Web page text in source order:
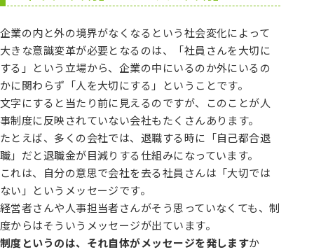
企業の内と外の境界がなくなるという社会変化によって
大きな意識変革が必要となるのは、「社員さんを大切に
する」という立場から、企業の中にいるのか外にいるの
かに関わらず「人を大切にする」ということです。
文字にすると当たり前に見えるのですが、このことが人
事制度に反映されていない会社もたくさんあります。
たとえば、多くの会社では、退職する時に「自己都合退
職」だと退職金が目減りする仕組みになっています。
これは、自分の意思で会社を去る社員さんは「大切では
ない」というメッセージです。
経営者さんや人事担当者さんがそう思っていなくても、制
度からはそういうメッセージが出ています。
制度というのは、それ自体がメッセージを発しますか